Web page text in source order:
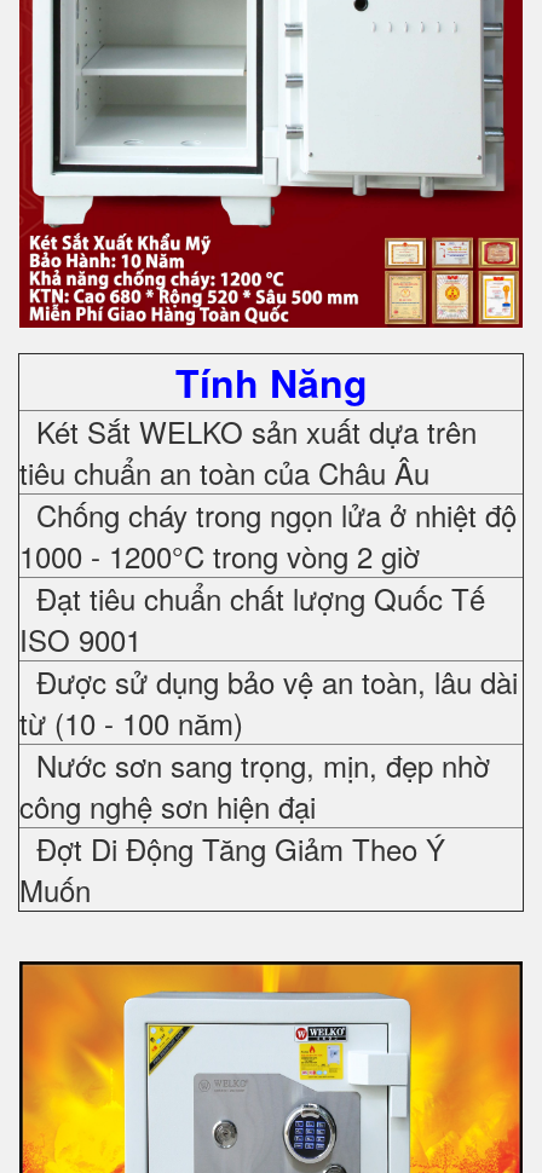
Tính Năng
Két Sắt WELKO sản xuất dựa trên
tiêu chuẩn an toàn của Châu Âu
Chống cháy trong ngọn lửa ở nhiệt độ
1000 - 1200°C trong vòng 2 giờ
Đạt tiêu chuẩn chất lượng Quốc Tế
ISO 9001
Được sử dụng bảo vệ an toàn, lâu dài
từ (10 - 100 năm)
Nước sơn sang trọng, mịn, đẹp nhờ
công nghệ sơn hiện đại
Đợt Di Động Tăng Giảm Theo Ý
Muốn